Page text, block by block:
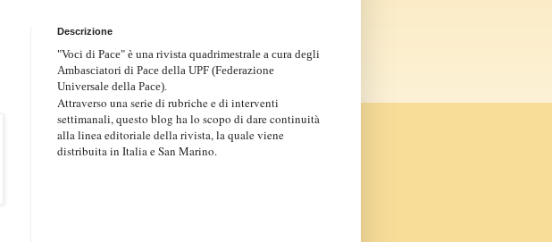
Descrizione
"Voci di Pace" è una rivista quadrimestrale a cura degli
Ambasciatori di Pace della UPF (Federazione
Universale della Pace).
Attraverso una serie di rubriche e di interventi
settimanali, questo blog ha lo scopo di dare continuità
alla linea editoriale della rivista, la quale viene
distribuita in Italia e San Marino.